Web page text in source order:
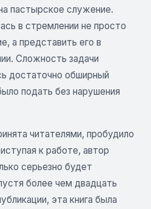
пастырское служение.
в стремлении не просто
а представить его в
Сложность задачи
достаточно обширный
подать без нарушения
читателями, пробудило
к работе, автор
серьезно будет
более чем двадцать
эта книга была